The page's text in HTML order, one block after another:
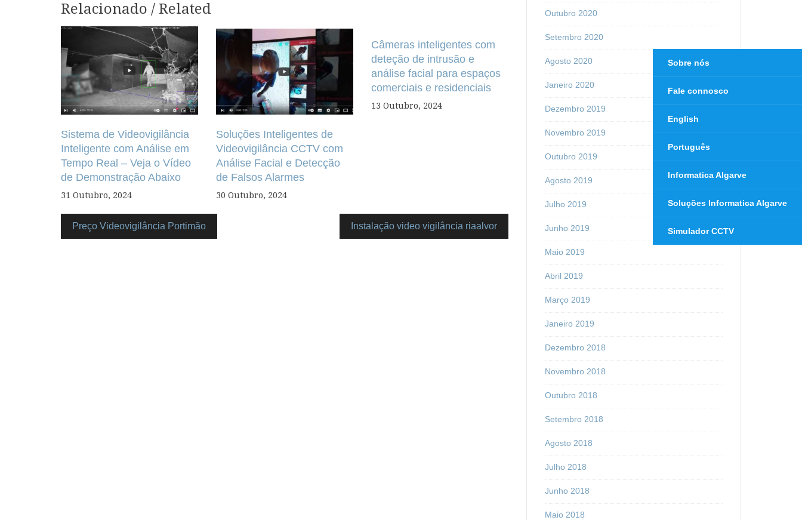
Relacionado / Related
Sistema de Videovigilância
Inteligente com Análise em
Tempo Real – Veja o Vídeo
de Demonstração Abaixo
31 Outubro, 2024
Soluções Inteligentes de
Videovigilância CCTV com
Análise Facial e Detecção
de Falsos Alarmes
30 Outubro, 2024
Câmeras inteligentes com
deteção de intrusão e
análise facial para espaços
comerciais e residenciais
13 Outubro, 2024
Navegação
de
artigos
Preço Videovigilância Portimão Instalação video vigilância riaalvor
Outubro 2020
Setembro 2020
Agosto 2020
Janeiro 2020
Dezembro 2019
Novembro 2019
Outubro 2019
Agosto 2019
Julho 2019
Junho 2019
Maio 2019
Abril 2019
Março 2019
Janeiro 2019
Dezembro 2018
Novembro 2018
Outubro 2018
Setembro 2018
Agosto 2018
Julho 2018
Junho 2018
Maio 2018
Sobre nós
Fale connosco
English
Português
Informatica Algarve
Soluções Informatica Algarve
Simulador CCTV